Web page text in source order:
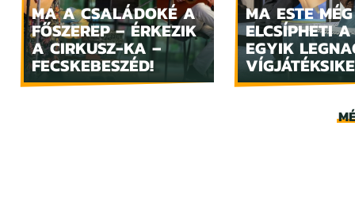
MA A CSALÁDOKÉ A
FŐSZEREP – ÉRKEZIK
A CIRKUSZ-KA –
FECSKEBESZÉD!
MA ESTE MÉG
ELCSÍPHETI
EGYIK